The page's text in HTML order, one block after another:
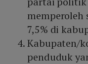
memperoleh
7,5% di
Kabupaten/
penduduk